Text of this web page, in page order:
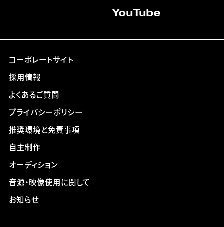
YouTube
コーポレートサイト
採用情報
よくあるご質問
プライバシーポリシー
推奨環境と免責事項
自主制作
オーディション
音源・映像使用に関して
お知らせ